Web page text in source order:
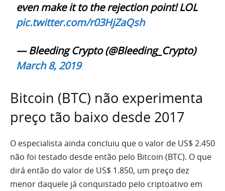
even make it to the rejection point! LOL
pic.twitter.com/r03HjZaQsh
— Bleeding Crypto (@Bleeding_Crypto)
March 8, 2019
Bitcoin (BTC) não experimenta
preço tão baixo desde 2017
O especialista ainda concluiu que o valor de US$ 2.450
não foi testado desde então pelo Bitcoin (BTC). O que
dirá então do valor de US$ 1.850, um preço dez
menor daquele já conquistado pelo criptoativo em